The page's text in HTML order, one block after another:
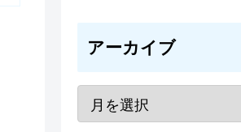
アーカイブ